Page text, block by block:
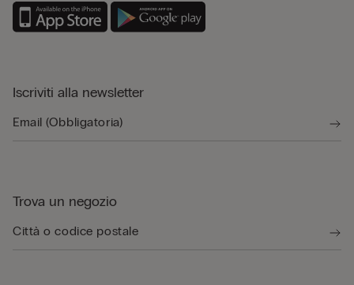
Iscriviti alla newsletter
Trova un negozio